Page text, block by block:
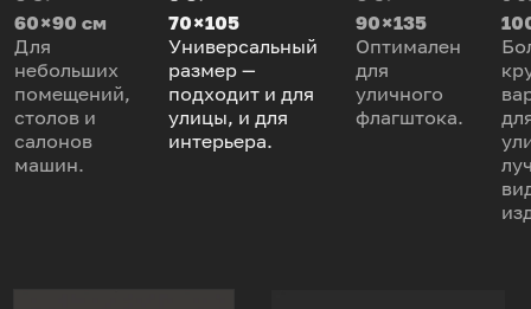
60 × 90 см
Для
небольших
помещений,
столов и
салонов
машин.
70 × 105
Универсальный
размер —
подходит и для
улицы, и для
интерьера.
90 × 135
Оптимален
для
уличного
флагштока.